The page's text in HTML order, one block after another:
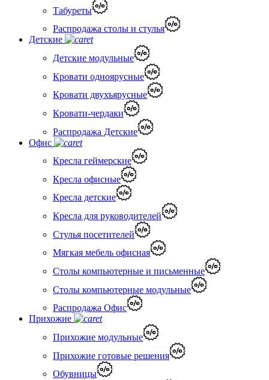
Табуреты
Распродажа столы и стулья
Детские
Детские модульные
Кровати одноярусные
Кровати двухъярусные
Кровати-чердаки
Распродажа Детские
Офис
Кресла геймерские
Кресла офисные
Кресла детские
Кресла для руководителей
Стулья посетителей
Мягкая мебель офисная
Столы компьютерные и письменные
Столы компьютерные модульные
Распродажа Офис
Прихожие
Прихожие модульные
Прихожие готовые решения
Обувницы